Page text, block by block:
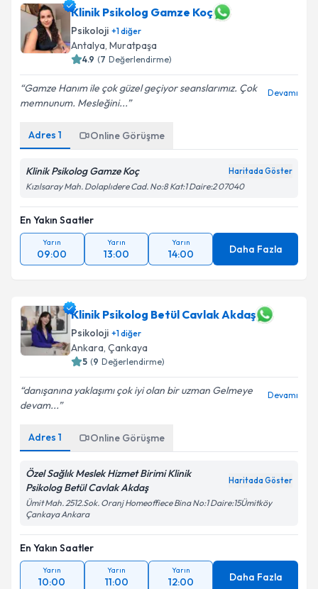
Klinik Psikolog Gamze Koç
Psikoloji +1diğer
Antalya, Muratpaşa
4.9 (7 Değerlendirme)
Gamze Hanım ile çok güzel geçiyor seanslarımız. Çok
memnunum. Mesleğini...
Devamı
Adres 1 Online Görüşme
Klinik Psikolog Gamze Koç Haritada Göster
Kızılsaray Mah. Dolaplıdere Cad. No:8 Kat:1 Daire:2 07040
En Yakın Saatler
Yarın
09:00
Yarın
13:00
Yarın
14:00 Daha Fazla
Klinik Psikolog Betül Cavlak Akdaş
Psikoloji +1diğer
Ankara, Çankaya
5 (9 Değerlendirme)
danışanına yaklaşımı çok iyi olan bir uzman Gelmeye
devam...
Devamı
Adres 1 Online Görüşme
Özel Sağlık Meslek Hizmet Birimi Klinik
Psikolog Betül Cavlak Akdaş
Haritada Göster
Ümit Mah. 2512.Sok. Oranj Homeoffiece Bina No:1 Daire:15Ümitköy
Çankaya Ankara
En Yakın Saatler
Yarın
10:00
Yarın
11:00
Yarın
12:00 Daha Fazla